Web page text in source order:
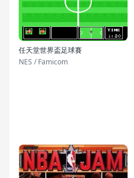
任天堂世界盃足球賽
NES / Famicom